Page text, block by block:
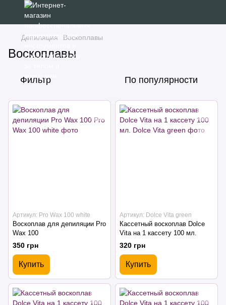
Депиляция Воскоплавы
Воскоплавы
Фильтр По популярности
Артикул: Pro Wax 100 white
Воскоплав для депиляции Pro
Wax 100
350 грн
Купить
Артикул: Dolce Vita green
Кассетный воскоплав Dolce
Vita на 1 кассету 100 мл.
320 грн
Купить